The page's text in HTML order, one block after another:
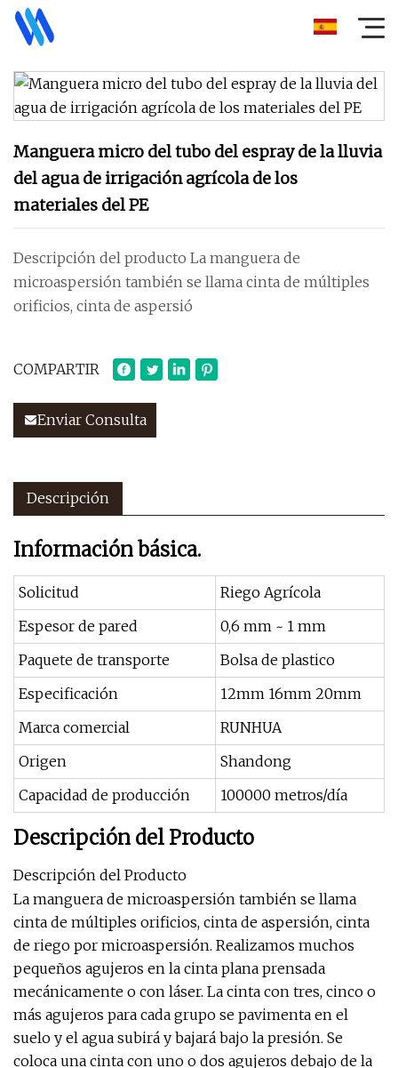
Manguera micro del tubo del espray de la lluvia
del agua de irrigación agrícola de los
materiales del PE
Descripción del producto La manguera de
microaspersión también se llama cinta de múltiples
orificios, cinta de aspersió
COMPARTIR
Enviar Consulta
Descripción
Información básica.
Solicitud
Riego Agrícola
Espesor de pared
0,6 mm ~ 1 mm
Paquete de transporte
Bolsa de plastico
Especificación
12mm 16mm 20mm
Marca comercial
RUNHUA
Origen
Shandong
Capacidad de producción
100000 metros/día
Descripción del Producto
Descripción del Producto
La manguera de microaspersión también se llama
cinta de múltiples orificios, cinta de aspersión, cinta
de riego por microaspersión. Realizamos muchos
pequeños agujeros en la cinta plana prensada
mecánicamente o con láser. La cinta con tres, cinco o
más agujeros para cada grupo se pavimenta en el
suelo y el agua subirá y bajará bajo la presión. Se
coloca una cinta con uno o dos agujeros debajo de la